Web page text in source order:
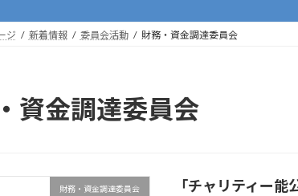
ジ 新着情報 委員会活動 財務・資金調達委員会
資金調達委員会
財務・資金調達委員会
「チャリティー